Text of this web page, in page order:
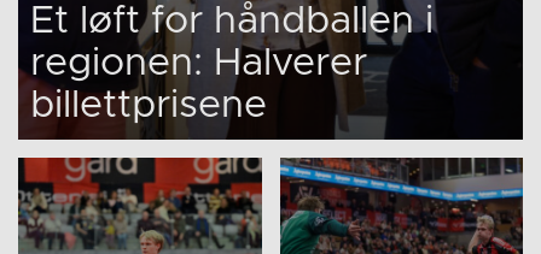
Et løft for håndballen i
regionen: Halverer
billettprisene